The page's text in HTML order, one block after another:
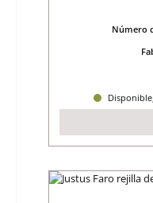
Número